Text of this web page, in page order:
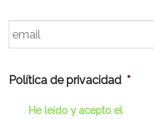
Email *
Política de privacidad *
He leído y acepto el